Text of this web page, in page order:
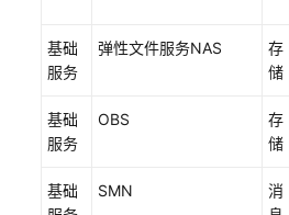
实
步
骤
基础
服务
弹性文件服务NAS
存
储
基础
服务
OBS
存
储
基础
SMN
消